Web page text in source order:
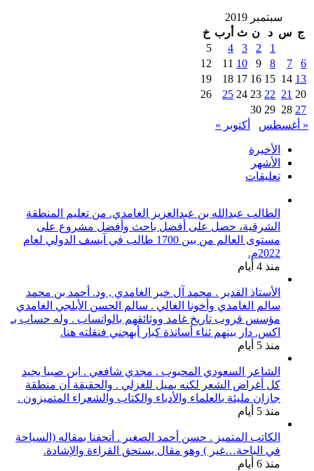
سبتمبر 2019
ج س د ن ث أرب خ
1
2
3
4
5
6
7
8
9
10
11
12
13
14
15
16
17
18
19
20
21
22
23
24
25
26
27
28
29
30
« أغسطس
أكتوبر »
الأخيرة
الأشهر
تعليقات
الطالب عبدالله بن عبدالعزيز الغامدي. من تعليم المنطقة
الشرقية، حصل على أفضل باحث وأفضل مشروع على
مستوى العالم من بين 1700 طالب في آيسف الدولي لعام
2022م.
منذ 4 أيام
الأستاذ القدير . محمد آل خير الغامدي , ود. أحمد بن محمد
سالم الغامدي وأخونا الغالي . سالم الحسن الأبلجي الغامدي
مؤسس قروب تاريخ غامد ووثائقهم بالواتساب . وله حساب بـ
اكس. دار بينهم ثناء أساتذة كبار أبهجني فنقلته هنا.
منذ 5 أيام
الشاعر السعودي المحبوب . مجدي شافعي . ابن صبيا يجيد
كل أغراض الشعر لكنه يميل للغزلي . والحقيقة أن منطقة
جازان مليئة بالعلماء والأدباء والكتاب والشعراء المتميزون .
منذ 5 أيام
الكاتب المتميز . حسن أحمد الصغير . أتحفنا بمقاله (السياحة
في الباحة…غير ) وهو مقال يستحق القراءة والإشادة.
منذ 6 أيام